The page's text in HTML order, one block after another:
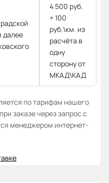
далее
4 500 руб.
+ 100
руб.\км. из
расчёта в
одну
сторону от
МКАД\КАД
по тарифам нашего
заказе через запрос с
менеджером интернет-